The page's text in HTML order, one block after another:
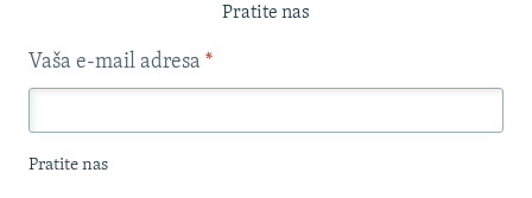
Pratite nas
Vaša e-mail adresa *
Pratite nas